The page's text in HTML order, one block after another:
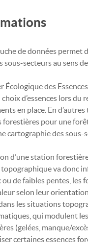
de données permet
sous-secteurs au sens
Écologique des
d’essences lors
en place. En
forestières pour une
cartographie des sous-
d’une station
va donc
ou de faibles pentes, les
selon leur
les situations
qui modulent
(gelées, manque/
certaines essences